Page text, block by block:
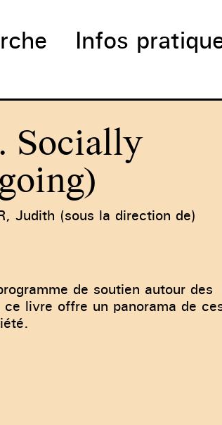
Infos
Socially
Judith (sous la direction de)
de soutien autour des
livre offre un panorama de